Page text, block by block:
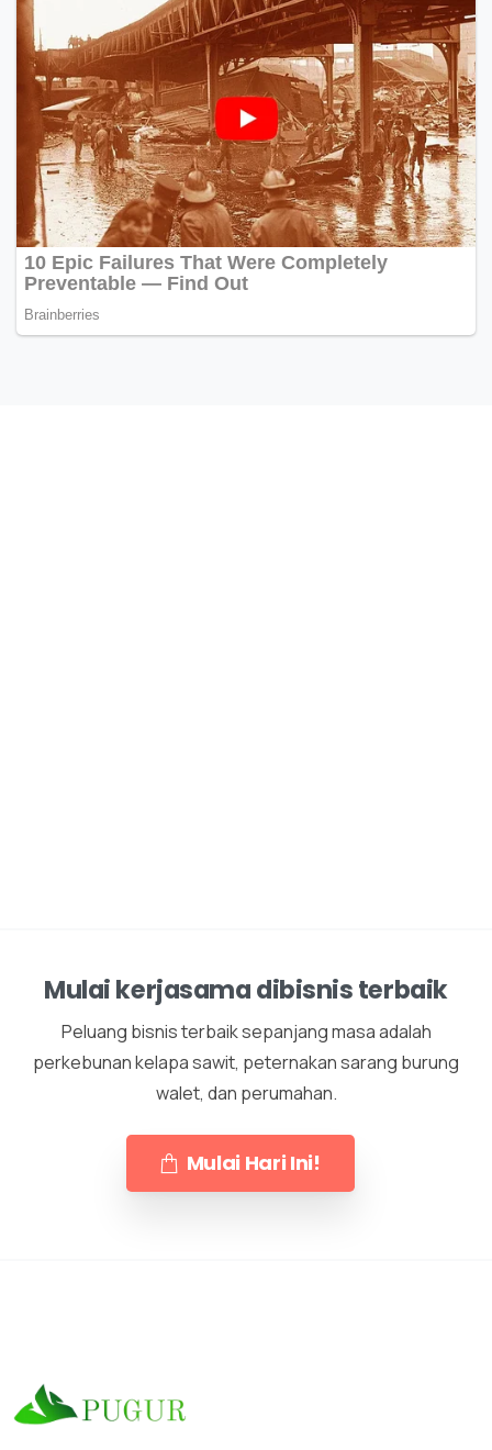
Mulai kerjasama dibisnis terbaik
Peluang bisnis terbaik sepanjang masa adalah
perkebunan kelapa sawit, peternakan sarang burung
walet, dan perumahan.
Mulai Hari Ini!